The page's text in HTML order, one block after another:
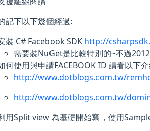
記下以下幾個經過:
裝 C# Facebook SDK http://
需要裝NuGet是比較特別的~不過
何使用與申請FACEBOOK ID 請看以下
http://www.dotblogs.com.tw/
http://www.dotblogs.com.tw/
用Split view 為基礎開始寫，使用